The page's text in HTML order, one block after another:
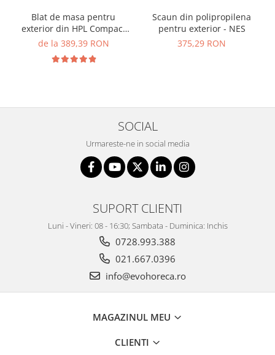
Blat de masa pentru
exterior din HPL Compact
cu finisaj de lemn - MATRIX
de la 389,39 RON
Scaun din polipropilena
pentru exterior - NES
375,29 RON
SOCIAL
Urmareste-ne in social media
SUPORT CLIENTI
Luni - Vineri: 08 - 16:30; Sambata - Duminica: Inchis
0728.993.388
021.667.0396
info@evohoreca.ro
MAGAZINUL MEU
CLIENTI